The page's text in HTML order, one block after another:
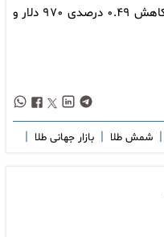
دلار و ۷۲ سنت رسید و پلاتین با یک کاهش ۰.۴۹ درصدی ۹۷۰ دلار و
| شمش طلا | بازار جهانی طلا |